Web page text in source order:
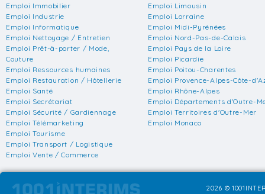
Emploi Immobilier
Emploi Industrie
Emploi Informatique
Emploi Nettoyage / Entretien
Emploi Prêt-à-porter / Mode,
Couture
Emploi Ressources humaines
Emploi Restauration / Hôtellerie
Emploi Santé
Emploi Secrétariat
Emploi Sécurité / Gardiennage
Emploi Télémarketing
Emploi Tourisme
Emploi Transport / Logistique
Emploi Vente / Commerce
Emploi Limousin
Emploi Lorraine
Emploi Midi-Pyrénées
Emploi Nord-Pas-de-Calais
Emploi Pays de la Loire
Emploi Picardie
Emploi Poitou-Charentes
Emploi Provence-Alpes-Côte-
Emploi Rhône-Alpes
Emploi Départements d'Outre-
Emploi Territoires d'Outre-Mer
Emploi Monaco
2026 ©